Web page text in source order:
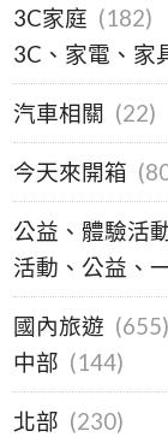
3C家庭 (182)
3C、家電、家
汽車相關 (22)
今天來開箱
公益、體驗活
活動、公益、
國內旅遊 (655)
中部 (144)
北部 (230)